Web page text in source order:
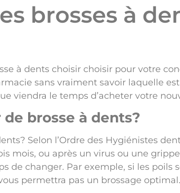
brosses à
à dents choisir choisir pour votre
sans vraiment savoir laquelle
viendra le temps d’acheter votre
brosse à dents?
Selon l’Ordre des Hygiénistes
mois, ou après un virus ou une
de changer. Par exemple, si les poils
permettra pas un brossage optimal.